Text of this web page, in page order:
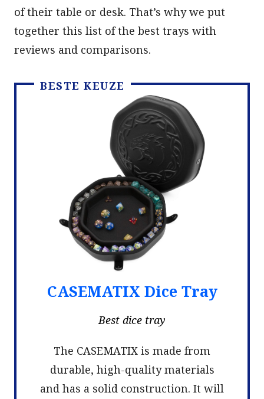
of their table or desk. That’s why we put
together this list of the best trays with
reviews and comparisons.
BESTE KEUZE
CASEMATIX Dice Tray
Best dice tray
The CASEMATIX is made from
durable, high-quality materials
and has a solid construction. It will